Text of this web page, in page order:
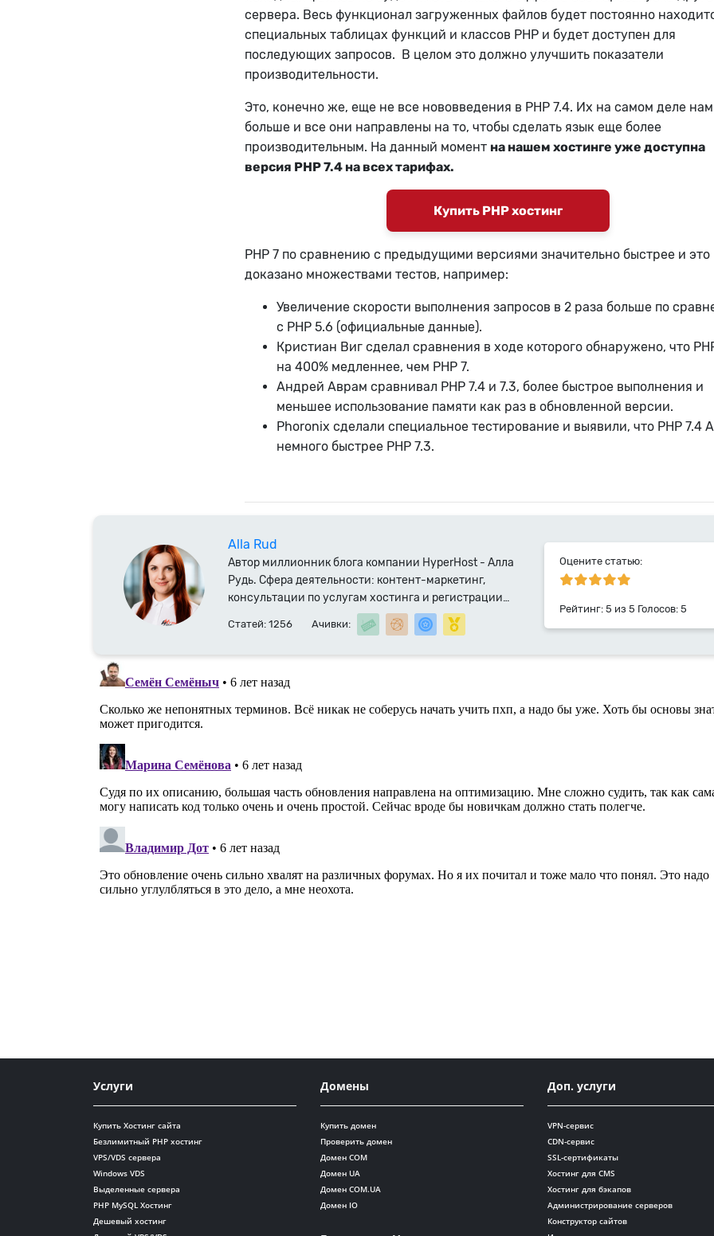
сервера. Весь функционал загруженных файлов будет постоянно
специальных таблицах функций и классов PHP и будет доступен для
последующих запросов. В целом это должно улучшить показатели
производительности.
Это, конечно же, еще не все нововведения в PHP 7.4. Их на самом деле
больше и все они направлены на то, чтобы сделать язык еще более
производительным. На данный момент на нашем хостинге уже доступна
версия PHP 7.4 на всех тарифах.
Купить PHP хостинг
PHP 7 по сравнению с предыдущими версиями значительно быстрее и это
доказано множествами тестов, например:
Увеличение скорости выполнения запросов в 2 раза больше по
с PHP 5.6 (официальные данные).
Кристиан Виг сделал сравнения в ходе которого обнаружено, что
на 400% медленнее, чем PHP 7.
Андрей Аврам сравнивал PHP 7.4 и 7.3, более быстрое выполнения и
меньшее использование памяти как раз в обновленной версии.
Phoronix сделали специальное тестирование и выявили, что PHP 7.4
немного быстрее PHP 7.3.
Alla Rud
Автор миллионник блога компании HyperHost - Алла
Рудь. Сфера деятельности: контент-маркетинг,
консультации по услугам хостинга и регистрации
доменных имен. Специалист компании HyperHost.UA
Статей: 1256 Ачивки:
Оцените статью:
Рейтинг: 5 из 5 Голосов: 5
Услуги
Купить Хостинг сайта
Безлимитный PHP хостинг
VPS/VDS сервера
Windows VDS
Выделенные сервера
PHP MySQL Хостинг
Дешевый хостинг
Домены
Купить домен
Проверить домен
Домен COM
Домен UA
Домен COM.UA
Домен IO
Доп. услуги
VPN-сервис
CDN-сервис
SSL-сертификаты
Хостинг для CMS
Хостинг для бэкапов
Администрирование серверов
Конструктор сайтов